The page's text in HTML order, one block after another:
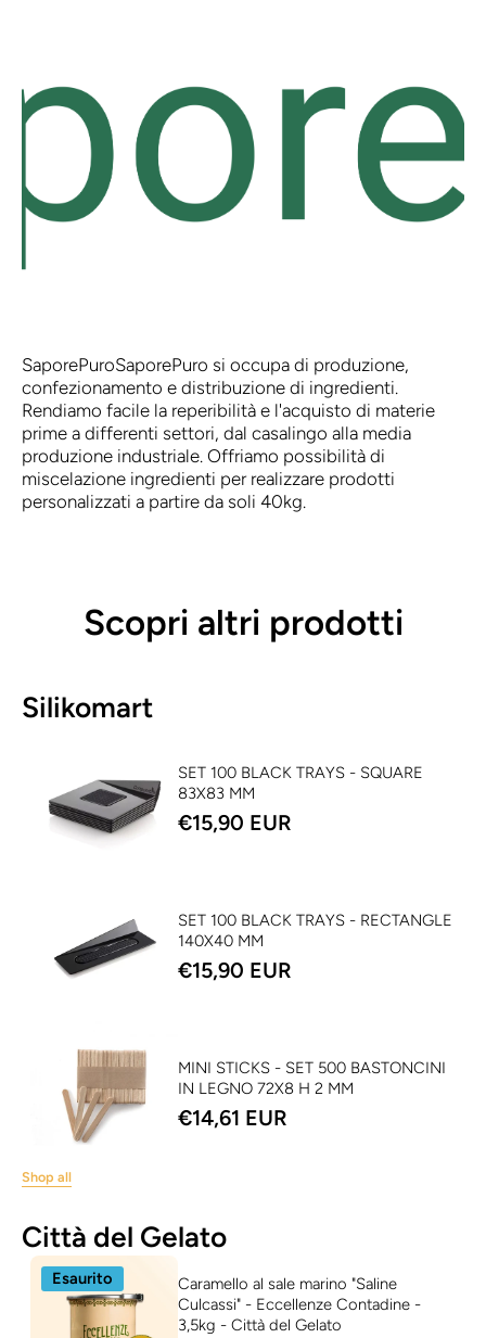
SaporePuroSaporePuro si occupa di produzione,
confezionamento e distribuzione di ingredienti.
Rendiamo facile la reperibilità e l'acquisto di materie
prime a differenti settori, dal casalingo alla media
produzione industriale. Offriamo possibilità di
miscelazione ingredienti per realizzare prodotti
personalizzati a partire da soli 40kg.
Scopri altri prodotti
Silikomart
SET 100 BLACK TRAYS - SQUARE
83X83 MM
€15,90 EUR
SET 100 BLACK TRAYS - RECTANGLE
140X40 MM
€15,90 EUR
MINI STICKS - SET 500 BASTONCINI
IN LEGNO 72X8 H 2 MM
€14,61 EUR
Shop all
Città del Gelato
Esaurito
Caramello al sale marino "Saline
Culcassi" - Eccellenze Contadine -
3,5kg - Città del Gelato